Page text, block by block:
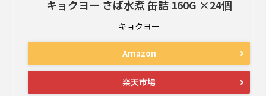
キョクヨー さば水煮 缶詰 160G ×24個
キョクヨー
Amazon
楽天市場